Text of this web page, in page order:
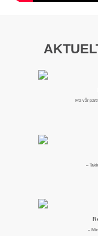
Fra vår
–
–